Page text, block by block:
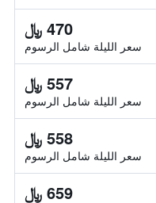
470 ﷼
سعر الليلة شامل الرسوم
557 ﷼
سعر الليلة شامل الرسوم
558 ﷼
سعر الليلة شامل الرسوم
659 ﷼